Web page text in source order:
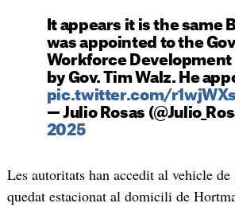
It appears it is the same
was appointed to the
Workforce Development
by Gov. Tim Walz. He
pic.twitter.com/
— Julio Rosas
2025
Les autoritats han accedit al vehicle
quedat estacionat al domicili de